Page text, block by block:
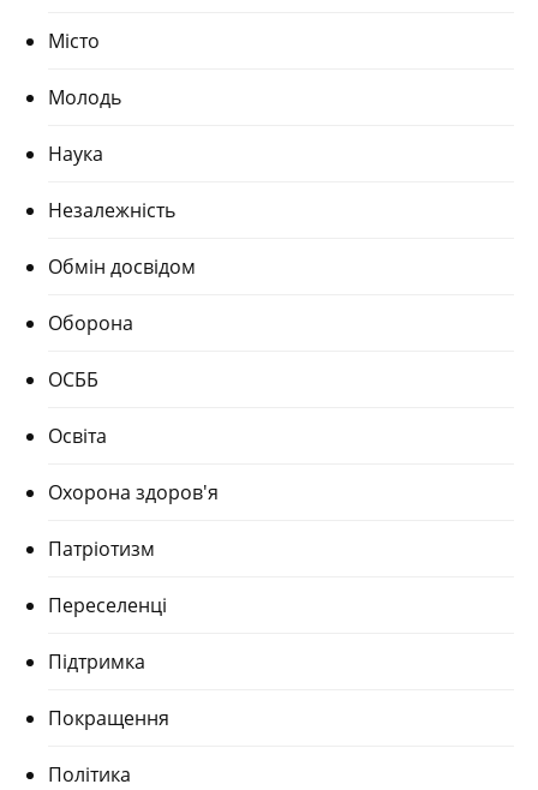
Місто
Молодь
Наука
Незалежність
Обмін досвідом
Оборона
ОСББ
Освіта
Охорона здоров'я
Патріотизм
Переселенці
Підтримка
Покращення
Політика